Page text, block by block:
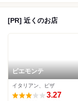
[PR] 近くのお店
ピエモンテ
イタリアン、ピザ
3.27